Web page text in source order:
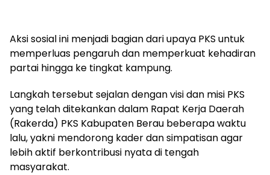
Aksi sosial ini menjadi bagian dari upaya PKS untuk
memperluas pengaruh dan memperkuat kehadiran
partai hingga ke tingkat kampung.
Langkah tersebut sejalan dengan visi dan misi PKS
yang telah ditekankan dalam Rapat Kerja Daerah
(Rakerda) PKS Kabupaten Berau beberapa waktu
lalu, yakni mendorong kader dan simpatisan agar
lebih aktif berkontribusi nyata di tengah
masyarakat.